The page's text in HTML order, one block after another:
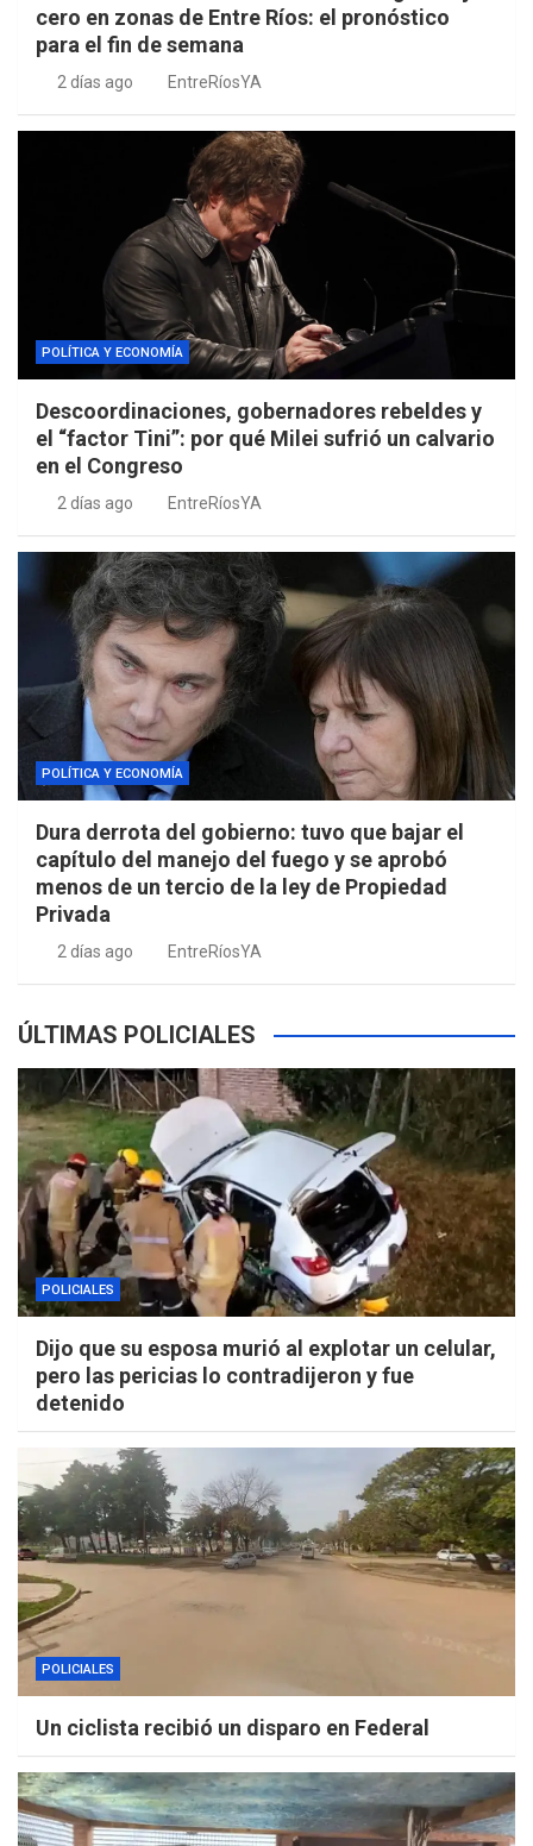
cero en zonas de Entre Ríos: el pronóstico
para el fin de semana
2 días ago EntreRíosYA
POLÍTICA Y ECONOMÍA
Descoordinaciones, gobernadores rebeldes y
el “factor Tini”: por qué Milei sufrió un calvario
en el Congreso
2 días ago EntreRíosYA
POLÍTICA Y ECONOMÍA
Dura derrota del gobierno: tuvo que bajar el
capítulo del manejo del fuego y se aprobó
menos de un tercio de la ley de Propiedad
Privada
2 días ago EntreRíosYA
ÚLTIMAS POLICIALES
POLICIALES
Dijo que su esposa murió al explotar un celular,
pero las pericias lo contradijeron y fue
detenido
POLICIALES
Un ciclista recibió un disparo en Federal